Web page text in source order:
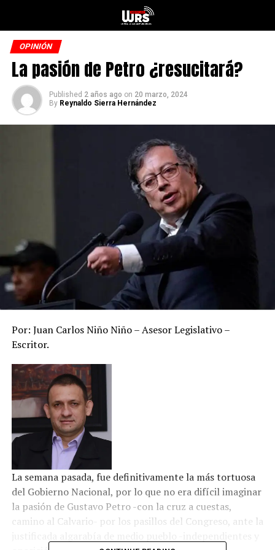
OPINIÓN
La pasión de Petro ¿resucitará?
Published 2 años ago on 20 marzo, 2024
By Reynaldo Sierra Hernández
Por: Juan Carlos Niño Niño – Asesor Legislativo –
Escritor.
La semana pasada, fue definitivamente la más tortuosa
del Gobierno Nacional, por lo que no era difícil imaginar
la pasión de Gustavo Petro -con la cruz a cuestas,
camino al Calvario- por los pasillos del Congreso, ante la